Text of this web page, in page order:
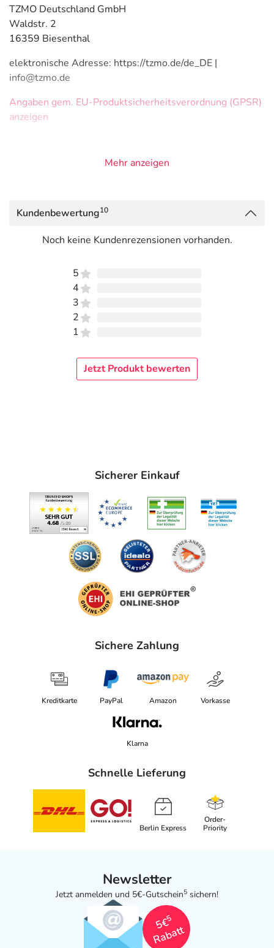
TZMO Deutschland GmbH
Waldstr. 2
16359 Biesenthal
elektronische Adresse: https://tzmo.de/de_DE |
info@tzmo.de
Angaben gem. EU-Produktsicherheitsverordnung (GPSR)
anzeigen
Mehr anzeigen
Kundenbewertung10
Noch keine Kundenrezensionen vorhanden.
5
4
3
2
1
Jetzt Produkt bewerten
Sicherer Einkauf
Sichere Zahlung
Kreditkarte PayPal Amazon Vorkasse
Klarna
Schnelle Lieferung
Berlin Express
Order-
Priority
Newsletter
Jetzt anmelden und 5€-Gutschein5 sichern!
5€
5
Rabatt